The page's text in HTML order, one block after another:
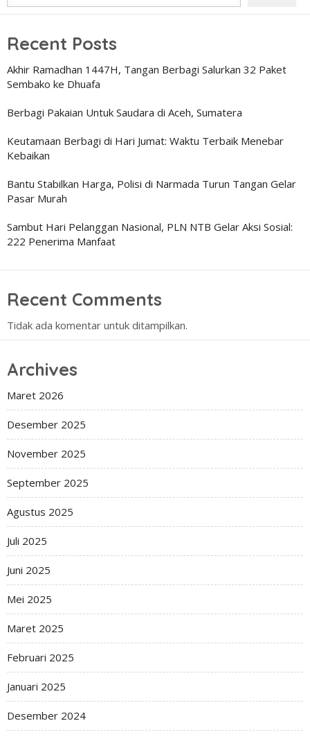
Recent Posts
Akhir Ramadhan 1447H, Tangan Berbagi Salurkan 32 Paket
Sembako ke Dhuafa
Berbagi Pakaian Untuk Saudara di Aceh, Sumatera
Keutamaan Berbagi di Hari Jumat: Waktu Terbaik Menebar
Kebaikan
Bantu Stabilkan Harga, Polisi di Narmada Turun Tangan Gelar
Pasar Murah
Sambut Hari Pelanggan Nasional, PLN NTB Gelar Aksi Sosial:
222 Penerima Manfaat
Recent Comments
Tidak ada komentar untuk ditampilkan.
Archives
Maret 2026
Desember 2025
November 2025
September 2025
Agustus 2025
Juli 2025
Juni 2025
Mei 2025
Maret 2025
Februari 2025
Januari 2025
Desember 2024